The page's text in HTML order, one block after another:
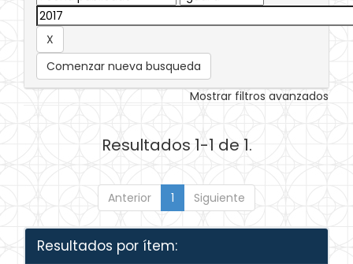
Comenzar nueva busqueda
Mostrar filtros avanzados
Resultados 1-1 de 1.
Anterior 1 Siguiente
Resultados por ítem: